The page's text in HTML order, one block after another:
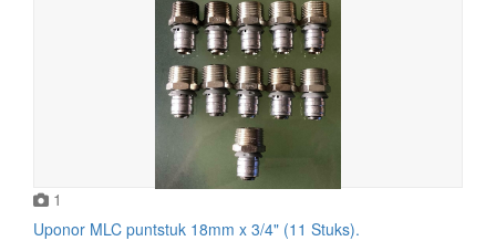
1
Uponor MLC puntstuk 18mm x 3/4" (11 Stuks).